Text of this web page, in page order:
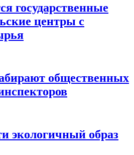
государственные
центры с
общественных
экологичный образ